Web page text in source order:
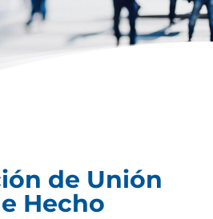
de Unión
Hecho